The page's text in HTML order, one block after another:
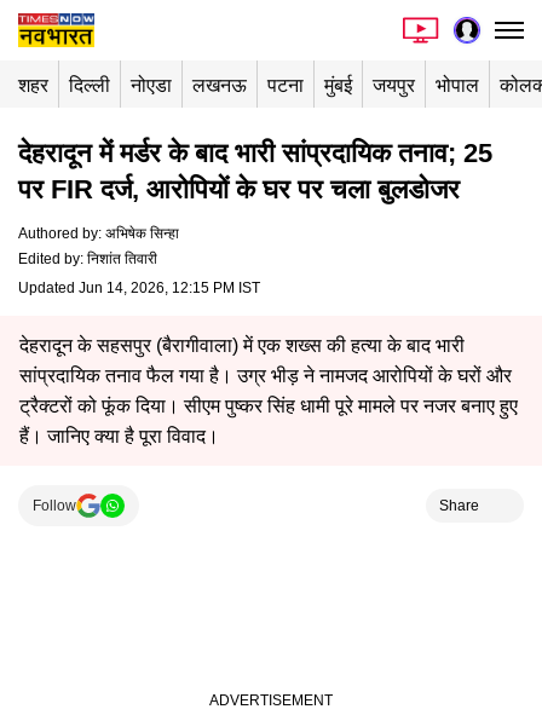
शहर दिल्ली नोएडा लखनऊ पटना मुंबई जयपुर भोपाल
देहरादून में मर्डर के बाद भारी सांप्रदायिक तनाव; 25
पर FIR दर्ज, आरोपियों के घर पर चला बुलडोजर
Authored by: अभिषेक सिन्हा
Edited by: निशांत तिवारी
Updated Jun 14, 2026, 12:15 PM IST
देहरादून के सहसपुर (बैरागीवाला) में एक शख्स की हत्या के बाद भारी
सांप्रदायिक तनाव फैल गया है। उग्र भीड़ ने नामजद आरोपियों के घरों और
ट्रैक्टरों को फूंक दिया। सीएम पुष्कर सिंह धामी पूरे मामले पर नजर बनाए हुए
हैं। जानिए क्या है पूरा विवाद।
Follow Share